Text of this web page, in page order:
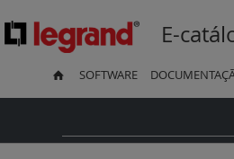
E-
SOFTWARE